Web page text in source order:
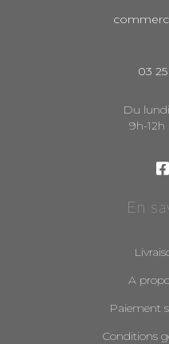
03
Du
9h-12h
En
A
Paiement
Conditions